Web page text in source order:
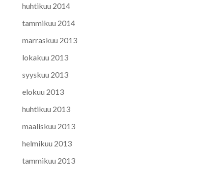
huhtikuu 2014
tammikuu 2014
marraskuu 2013
lokakuu 2013
syyskuu 2013
elokuu 2013
huhtikuu 2013
maaliskuu 2013
helmikuu 2013
tammikuu 2013